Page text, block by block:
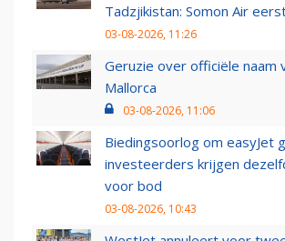
Tadzjikistan: Somon Air
03-08-2026, 11:26
Geruzie over officiële naam
Mallorca
03-08-2026, 11:06
Biedingsoorlog om easyJet
investeerders krijgen
voor bod
03-08-2026, 10:43